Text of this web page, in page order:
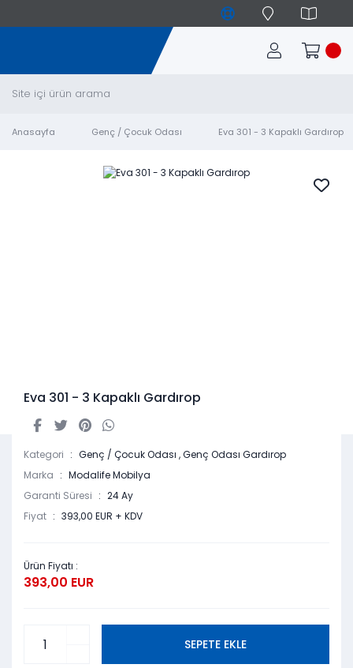
Anasayfa Genç / Çocuk Odası Eva 301 - 3 Kapaklı Gardırop
Eva 301 - 3 Kapaklı Gardırop
Kategori Genç / Çocuk Odası ,Genç Odası Gardırop
Marka
Modalife Mobilya
Garanti Süresi
24 Ay
Fiyat
393,00 EUR + KDV
Ürün Fiyatı :
393,00 EUR
SEPETE EKLE